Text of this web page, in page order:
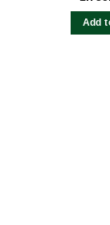
Add